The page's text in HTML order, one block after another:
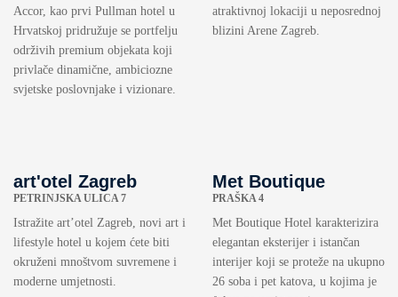
Accor, kao prvi Pullman hotel u
Hrvatskoj pridružuje se portfelju
održivih premium objekata koji
privlače dinamične, ambiciozne
svjetske poslovnjake i vizionare.
atraktivnoj lokaciji u neposrednoj
blizini Arene Zagreb.
art'otel Zagreb
PETRINJSKA ULICA 7
Istražite art’otel Zagreb, novi art i
lifestyle hotel u kojem ćete biti
okruženi mnoštvom suvremene i
moderne umjetnosti.
Met Boutique
PRAŠKA 4
Met Boutique Hotel karakterizira
elegantan eksterijer i istančan
interijer koji se proteže na ukupno
26 soba i pet katova, u kojima je